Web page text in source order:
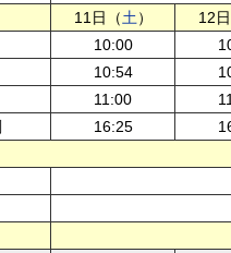
11日（土）
12
10:00
10:54
11:00
16:25